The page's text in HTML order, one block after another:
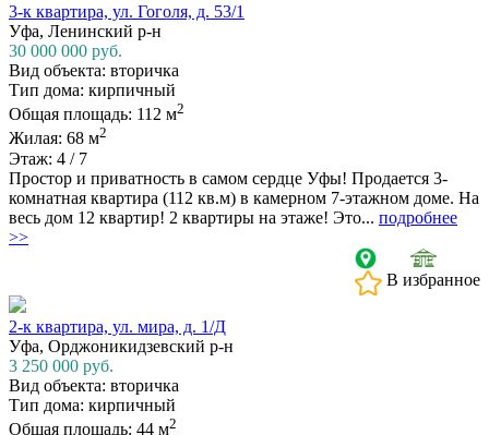
3-к квартира, ул. Гоголя, д. 53/1
Уфа, Ленинский р-н
30 000 000 руб.
Вид объекта: вторичка
Тип дома: кирпичный
Общая площадь: 112 м2
Жилая: 68 м2
Этаж: 4 / 7
Простор и приватность в самом сердце Уфы! Продается 3-
комнатная квартира (112 кв.м) в камерном 7-этажном доме. На
весь дом 12 квартир! 2 квартиры на этаже! Это... подробнее
>>
В избранное
2-к квартира, ул. мира, д. 1/Д
Уфа, Орджоникидзевский р-н
3 250 000 руб.
Вид объекта: вторичка
Тип дома: кирпичный
Общая площадь: 44 м2